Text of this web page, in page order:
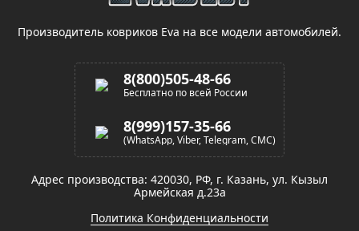
Производитель ковриков Eva на все модели автомобилей.
8(800)505-48-66
Бесплатно по всей России
8(999)157-35-66
(WhatsApp, Viber, Telegram, СМС)
Адрес производства: 420030, РФ, г. Казань, ул. Кызыл
Армейская д.23а
Политика Конфиденциальности